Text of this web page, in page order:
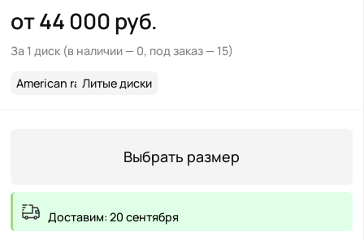
от 44 000 руб.
За 1 диск (в наличии — 0, под заказ — 15)
American racing>
Литые диски
Выбрать размер
Доставим: 20 сентября